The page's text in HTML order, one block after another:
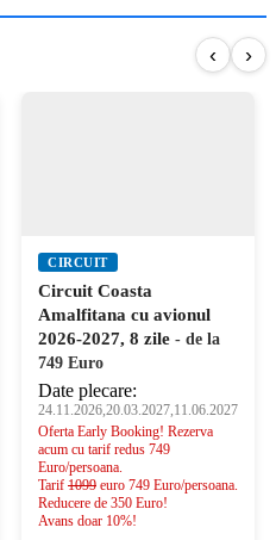
‹ ›
CIRCUIT
Circuit Coasta
Amalfitana cu avionul
2026-2027, 8 zile - de la
749 Euro
Date plecare:
24.11.2026,20.03.2027,11.06.2027
Oferta Early Booking! Rezerva
acum cu tarif redus 749
Euro/persoana.
Tarif 1099 euro 749 Euro/persoana.
Reducere de 350 Euro!
Avans doar 10%!